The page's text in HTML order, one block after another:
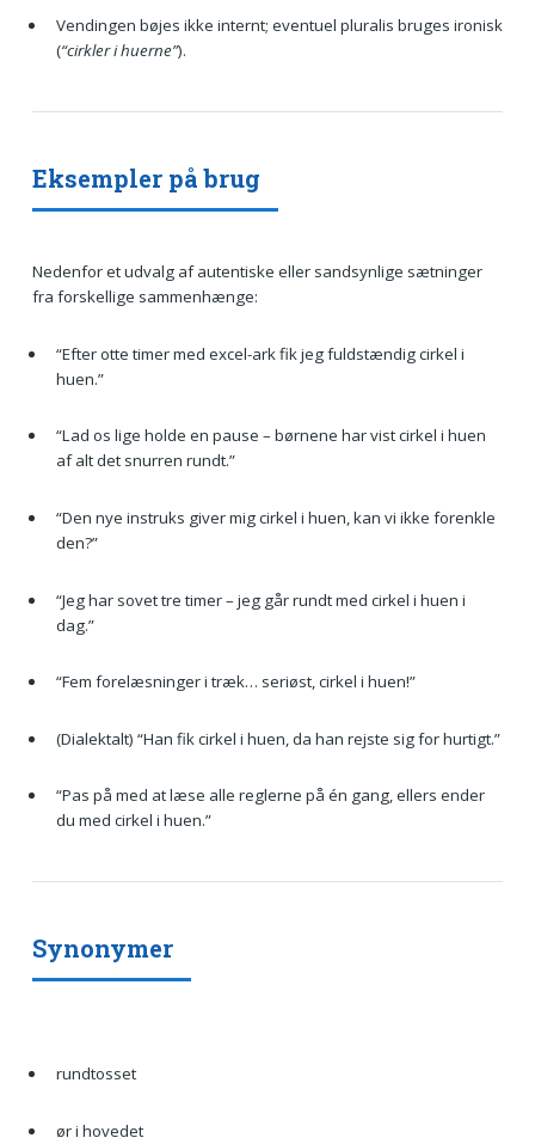
Vendingen bøjes ikke internt; eventuel pluralis bruges ironisk
(“cirkler i huerne”).
Eksempler på brug
Nedenfor et udvalg af autentiske eller sandsynlige sætninger
fra forskellige sammenhænge:
“Efter otte timer med excel-ark fik jeg fuldstændig cirkel i
huen.”
“Lad os lige holde en pause – børnene har vist cirkel i huen
af alt det snurren rundt.”
“Den nye instruks giver mig cirkel i huen, kan vi ikke forenkle
den?”
“Jeg har sovet tre timer – jeg går rundt med cirkel i huen i
dag.”
“Fem forelæsninger i træk… seriøst, cirkel i huen!”
(Dialektalt) “Han fik cirkel i huen, da han rejste sig for hurtigt.”
“Pas på med at læse alle reglerne på én gang, ellers ender
du med cirkel i huen.”
Synonymer
rundtosset
ør i hovedet